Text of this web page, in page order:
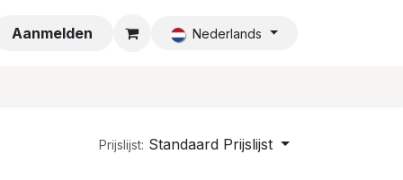
Aanmelden Nederlands
Prijslijst: Standaard Prijslijst